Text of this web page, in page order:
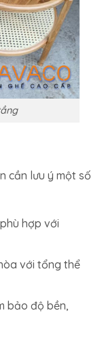
cần lưu ý một số
hợp với
với tổng thể
bảo độ bền,